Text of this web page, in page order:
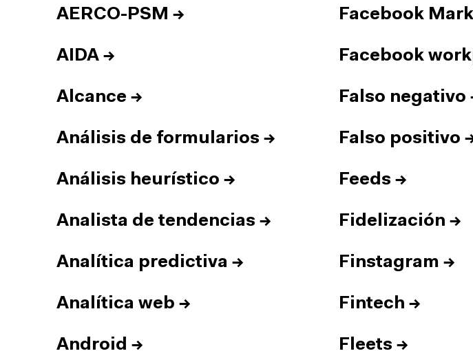
AERCO-PSM →
AIDA →
Alcance →
Análisis de formularios →
Análisis heurístico →
Analista de tendencias →
Analítica predictiva →
Analítica web →
Android →
Facebook
Facebook
Falso negativo
Falso positivo
Feeds →
Fidelización →
Finstagram →
Fintech →
Fleets →